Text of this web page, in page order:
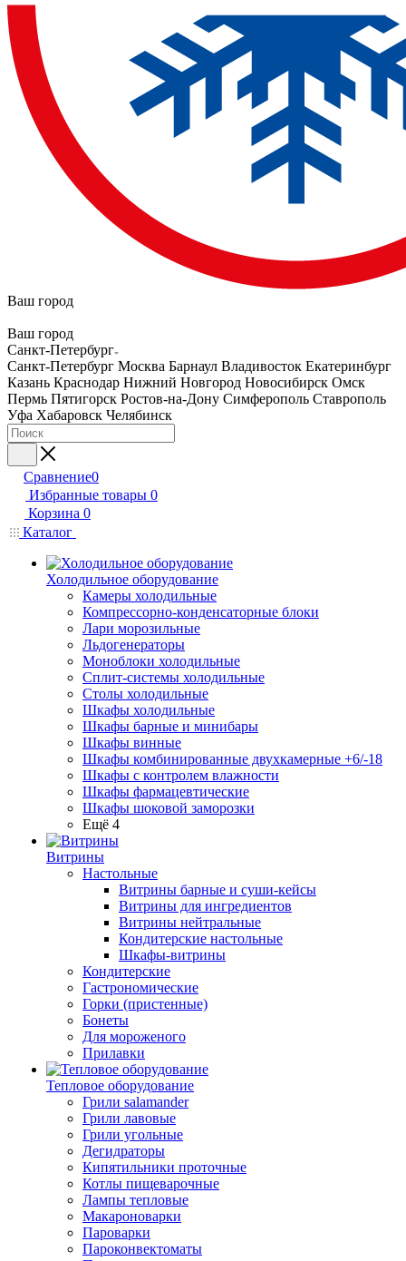
Ваш город
Ваш город
Санкт-Петербург
Санкт-Петербург Москва Барнаул Владивосток Екатеринбург
Казань Краснодар Нижний Новгород Новосибирск Омск
Пермь Пятигорск Ростов-на-Дону Симферополь Ставрополь
Уфа Хабаровск Челябинск
Сравнение0
Избранные товары 0
Корзина 0
Каталог
Холодильное оборудование
Камеры холодильные
Компрессорно-конденсаторные блоки
Лари морозильные
Льдогенераторы
Моноблоки холодильные
Сплит-системы холодильные
Столы холодильные
Шкафы холодильные
Шкафы барные и минибары
Шкафы винные
Шкафы комбинированные двухкамерные +6/-18
Шкафы с контролем влажности
Шкафы фармацевтические
Шкафы шоковой заморозки
Ещё 4
Витрины
Настольные
Витрины барные и суши-кейсы
Витрины для ингредиентов
Витрины нейтральные
Кондитерские настольные
Шкафы-витрины
Кондитерские
Гастрономические
Горки (пристенные)
Бонеты
Для мороженого
Прилавки
Тепловое оборудование
Грили salamander
Грили лавовые
Грили угольные
Дегидраторы
Кипятильники проточные
Котлы пищеварочные
Лампы тепловые
Макароноварки
Пароварки
Пароконвектоматы